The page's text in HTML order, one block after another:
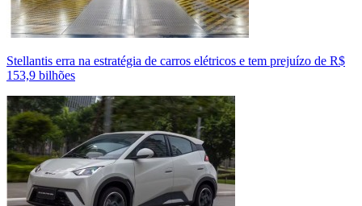
Stellantis erra na estratégia de carros elétricos e tem prejuízo de R$
153,9 bilhões